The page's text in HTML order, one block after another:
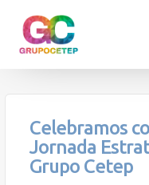
Celebramos
Jornada
Grupo Cetep